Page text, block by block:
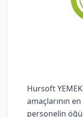
Hursoft
amaçlarının
personelin